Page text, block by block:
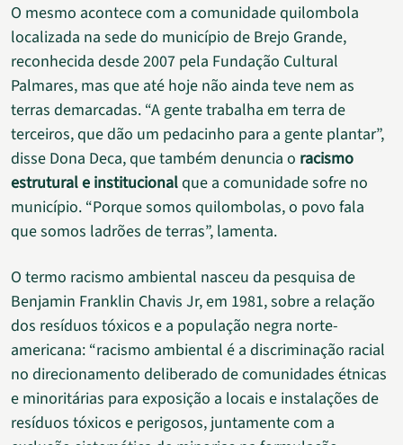
O mesmo acontece com a comunidade quilombola
localizada na sede do município de Brejo Grande,
reconhecida desde 2007 pela Fundação Cultural
Palmares, mas que até hoje não ainda teve nem as
terras demarcadas. “A gente trabalha em terra de
terceiros, que dão um pedacinho para a gente plantar”,
disse Dona Deca, que também denuncia o racismo
estrutural e institucionalque a comunidade sofre no
município. “Porque somos quilombolas, o povo fala
que somos ladrões de terras”, lamenta.
O termo racismo ambiental nasceu da pesquisa de
Benjamin Franklin Chavis Jr, em 1981, sobre a relação
dos resíduos tóxicos e a população negra norte-
americana: “racismo ambiental é a discriminação racial
no direcionamento deliberado de comunidades étnicas
e minoritárias para exposição a locais e instalações de
resíduos tóxicos e perigosos, juntamente com a